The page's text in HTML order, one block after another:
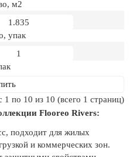
м2
упак
1 по 10 из 10 (всего 1 страниц)
Flooreo Rivers:
подходит для жилых
и коммерческих зон.